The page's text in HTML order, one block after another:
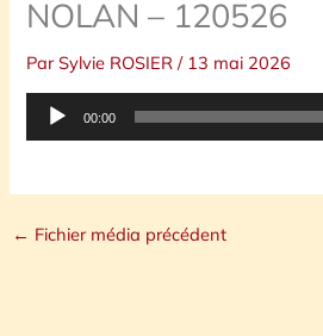
NOLAN – 120526
ParSylvie ROSIER/ 13 mai 2026
Lecteur
00:00
← Fichier média précédent